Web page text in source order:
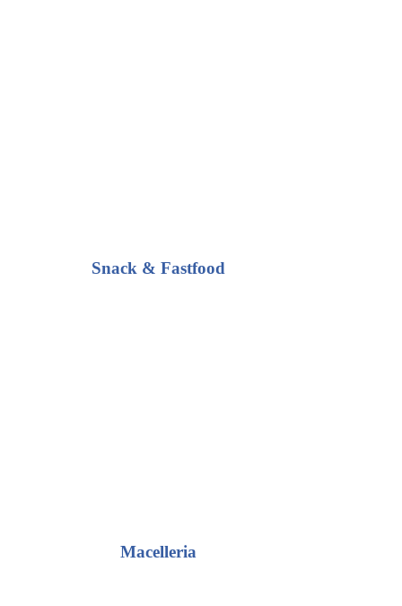
Snack & Fastfood
Macelleria